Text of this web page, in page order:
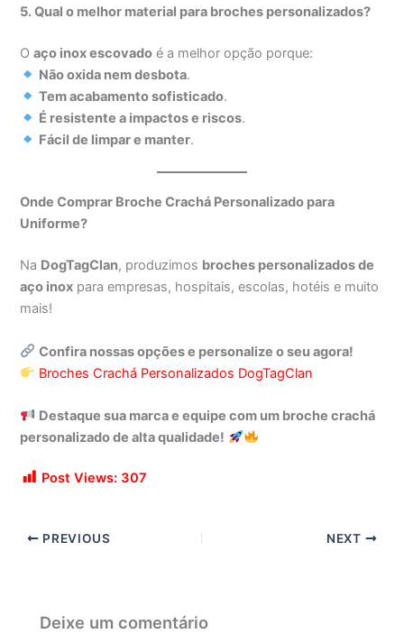
5. Qual o melhor material para broches personalizados?
Oaço inox escovado é a melhor opção porque:
Não oxida nem desbota.
Tem acabamento sofisticado.
É resistente a impactos e riscos.
Fácil de limpar e manter.
Onde Comprar Broche Crachá Personalizado para
Uniforme?
Na DogTagClan, produzimos broches personalizados de
aço inox para empresas, hospitais, escolas, hotéis e muito
mais!
Confira nossas opções e personalize o seu agora!
Broches Crachá Personalizados DogTagClan
Destaque sua marca e equipe com um broche crachá
personalizado de alta qualidade!
Post Views: 307
PREVIOUS NEXT
Deixe um comentário